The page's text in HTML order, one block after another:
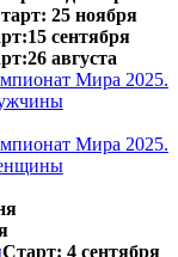
25 ноября
сентября
августа
Мира 2025.
Мира 2025.
Старт: 4 сентября